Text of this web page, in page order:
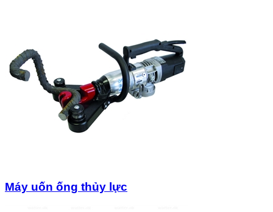
Máy uốn ống thủy lực